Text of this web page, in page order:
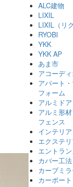
ALC建物
LIXIL
LIXIL（リ
RYOBI
YKK
YKK AP
あま市
アコーデ
アパート
フォーム
アルミドア
アルミ形
フェンス
インテリア
エクステ
エントラ
カバー工法
カーブミ
カーポート